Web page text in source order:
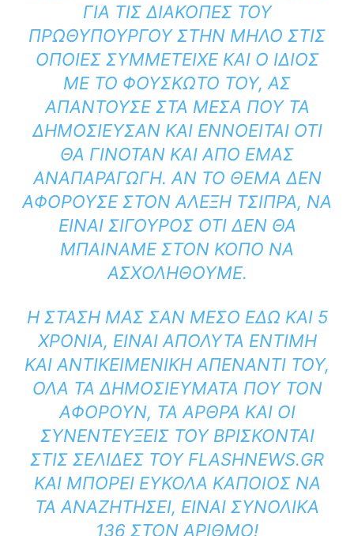
ΓΙΑ ΤΙΣ ΔΙΑΚΟΠΈΣ ΤΟΥ
ΠΡΩΘΥΠΟΥΡΓΟΎ ΣΤΗΝ ΜΉΛΟ ΣΤΙΣ
ΟΠΟΊΕΣ ΣΥΜΜΕΤΕΊΧΕ ΚΑΙ Ο ΊΔΙΟΣ
ΜΕ ΤΟ ΦΟΥΣΚΩΤΌ ΤΟΥ, ΑΣ
ΑΠΑΝΤΟΎΣΕ ΣΤΑ ΜΈΣΑ ΠΟΥ ΤΑ
ΔΗΜΟΣΊΕΥΣΑΝ ΚΑΙ ΕΝΝΟΕΊΤΑΙ ΌΤΙ
ΘΑ ΓΙΝΌΤΑΝ ΚΑΙ ΑΠΌ ΕΜΆΣ
ΑΝΑΠΑΡΑΓΩΓΉ. ΑΝ ΤΟ ΘΈΜΑ ΔΕΝ
ΑΦΟΡΟΎΣΕ ΣΤΟΝ ΑΛΈΞΗ ΤΣΊΠΡΑ, ΝΑ
ΕΊΝΑΙ ΣΊΓΟΥΡΟΣ ΌΤΙ ΔΕΝ ΘΑ
ΜΠΑΊΝΑΜΕ ΣΤΟΝ ΚΌΠΟ ΝΑ
ΑΣΧΟΛΗΘΟΎΜΕ.
Η ΣΤΆΣΗ ΜΑΣ ΣΑΝ ΜΈΣΟ ΕΔΏ ΚΑΙ 5
ΧΡΌΝΙΑ, ΕΊΝΑΙ ΑΠΌΛΥΤΑ ΈΝΤΙΜΗ
ΚΑΙ ΑΝΤΙΚΕΙΜΕΝΙΚΉ ΑΠΈΝΑΝΤΙ ΤΟΥ,
ΌΛΑ ΤΑ ΔΗΜΟΣΙΕΎΜΑΤΑ ΠΟΥ ΤΟΝ
ΑΦΟΡΟΎΝ, ΤΑ ΆΡΘΡΑ ΚΑΙ ΟΙ
ΣΥΝΕΝΤΕΎΞΕΙΣ ΤΟΥ ΒΡΊΣΚΟΝΤΑΙ
ΣΤΙΣ ΣΕΛΊΔΕΣ ΤΟΥ FLASHNEWS.GR
ΚΑΙ ΜΠΟΡΕΊ ΕΎΚΟΛΑ ΚΆΠΟΙΟΣ ΝΑ
ΤΑ ΑΝΑΖΗΤΉΣΕΙ, ΕΊΝΑΙ ΣΥΝΟΛΙΚΆ
136 ΣΤΟΝ ΑΡΙΘΜΌ!